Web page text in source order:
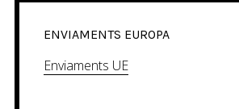
ENVIAMENTS EUROPA
Enviaments UE